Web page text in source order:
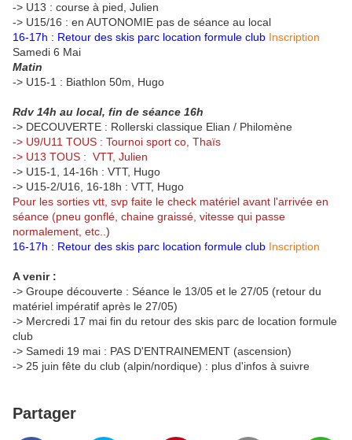
-> U13 : course à pied, Julien
-> U15/16 : en AUTONOMIE pas de séance au local
16-17h : Retour des skis parc location formule club Inscription
Samedi 6 Mai
Matin
-> U15-1 : Biathlon 50m, Hugo
Rdv 14h au local, fin de séance 16h
-> DECOUVERTE : Rollerski classique Elian / Philomène
-> U9/U11 TOUS : Tournoi sport co, Thaïs
-> U13 TOUS : VTT, Julien
-> U15-1, 14-16h : VTT, Hugo
-> U15-2/U16, 16-18h : VTT, Hugo
Pour les sorties vtt, svp faite le check matériel avant l'arrivée en
séance (pneu gonflé, chaine graissé, vitesse qui passe
normalement, etc.. )
16-17h : Retour des skis parc location formule club Inscription
A venir :
-> Groupe découverte : Séance le 13/05 et le 27/05 (retour du
matériel impératif après le 27/05)
-> Mercredi 17 mai fin du retour des skis parc de location formule
club
-> Samedi 19 mai : PAS D'ENTRAINEMENT (ascension)
-> 25 juin fête du club (alpin/nordique) : plus d'infos à suivre
Partager